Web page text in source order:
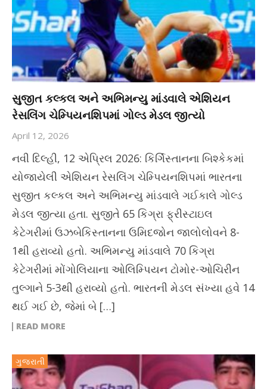
સુજીત કલ્કલ અને અભિમન્યુ માંડવાલે એશિયન
રેસલિંગ ચેમ્પિયનશિપમાં ગોલ્ડ મેડલ જીત્યો
April 12, 2026
નવી દિલ્હી, 12 એપ્રિલ 2026: કિર્ગિસ્તાનના બિશ્કેકમાં
યોજાયેલી એશિયન રેસલિંગ ચેમ્પિયનશિપમાં ભારતના
સુજીત કલ્કલ અને અભિમન્યુ માંડવાલે ગઈકાલે ગોલ્ડ
મેડલ જીત્યા હતા. સુજીતે 65 કિગ્રા ફ્રીસ્ટાઇલ
કેટેગરીમાં ઉઝબેકિસ્તાનના ઉમિદજોન જાલોલોવને 8-
1થી હરાવ્યો હતો. અભિમન્યુ માંડવાલે 70 કિગ્રા
કેટેગરીમાં મોંગોલિયાના ઓલિમ્પિયન ટોમોર-ઓચિરીન
તુલ્ગાને 5-3થી હરાવ્યો હતો. ભારતની મેડલ સંખ્યા હવે 14
થઈ ગઈ છે, જેમાં બે […]
READ MORE
ગુજરાતી